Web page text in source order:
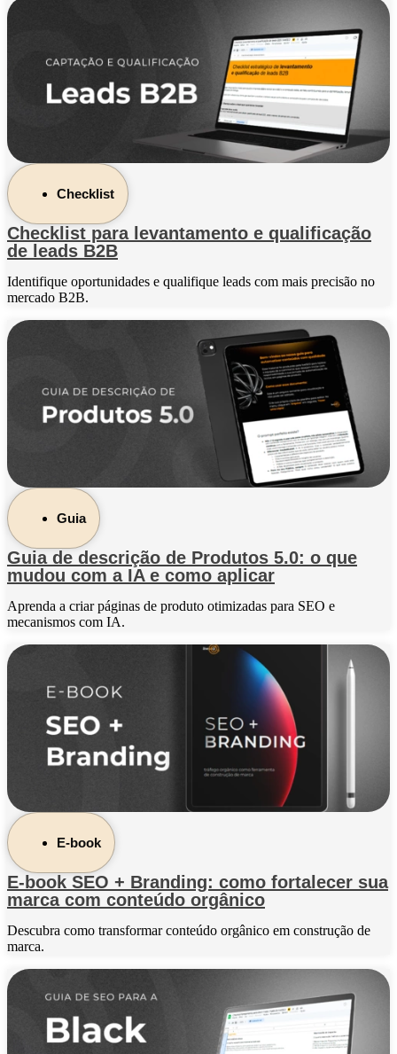
Checklist
Checklist para levantamento e qualificação
de leads B2B
Identifique oportunidades e qualifique leads com mais precisão no
mercado B2B.
Guia
Guia de descrição de Produtos 5.0: o que
mudou com a IA e como aplicar
Aprenda a criar páginas de produto otimizadas para SEO e
mecanismos com IA.
E-book
E-book SEO + Branding: como fortalecer sua
marca com conteúdo orgânico
Descubra como transformar conteúdo orgânico em construção de
marca.